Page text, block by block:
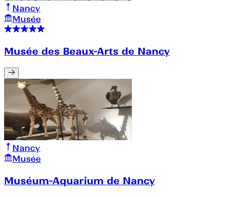
Nancy
Musée
Musée des Beaux-Arts de Nancy
Nancy
Musée
Muséum-Aquarium de Nancy